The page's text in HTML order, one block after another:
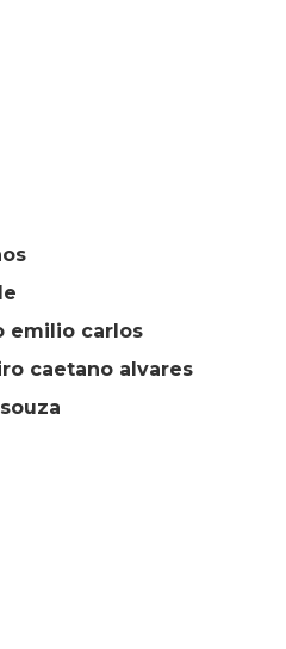
emilio carlos
caetano alvares